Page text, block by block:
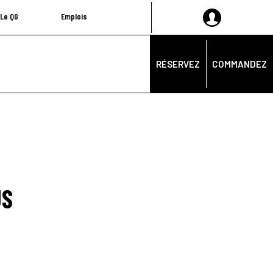
Le QG Emplois
RÉSERVEZ COMMANDEZ